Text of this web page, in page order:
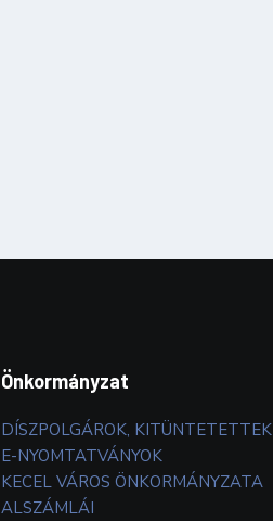
Önkormányzat
DÍSZPOLGÁROK, KITÜNTETETTEK
E-NYOMTATVÁNYOK
KECEL VÁROS ÖNKORMÁNYZATA
ALSZÁMLÁI